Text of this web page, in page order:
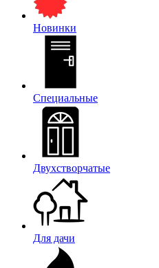
Новинки
Специальные
Двухстворчатые
Для дачи